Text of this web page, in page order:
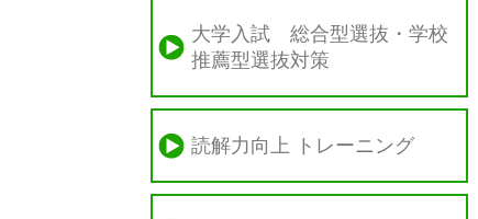
大学入試 総合型選抜・学校
推薦型選抜対策
読解力向上 トレーニング